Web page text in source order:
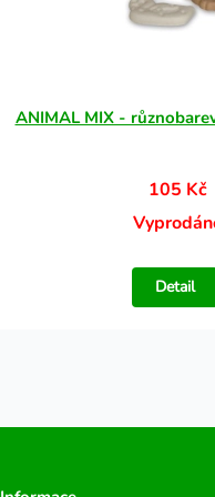
ANIMAL MIX -
105 Kč
Detail